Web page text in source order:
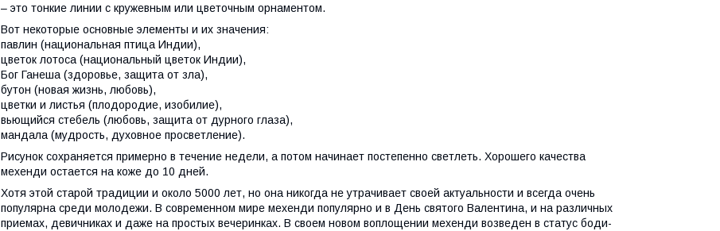
– это тонкие линии с кружевным или цветочным орнаментом.
Вот некоторые основные элементы и их значения:
павлин (национальная птица Индии),
цветок лотоса (национальный цветок Индии),
Бог Ганеша (здоровье, защита от зла),
бутон (новая жизнь, любовь),
цветки и листья (плодородие, изобилие),
вьющийся стебель (любовь, защита от дурного глаза),
мандала (мудрость, духовное просветление).
Рисунок сохраняется примерно в течение недели, а потом начинает постепенно светлеть. Хорошего качества
мехенди остается на коже до 10 дней.
Хотя этой старой традиции и около 5000 лет, но она никогда не утрачивает своей актуальности и всегда очень
популярна среди молодежи. В современном мире мехенди популярно и в День святого Валентина, и на различных
приемах, девичниках и даже на простых вечеринках. В своем новом воплощении мехенди возведен в статус боди-